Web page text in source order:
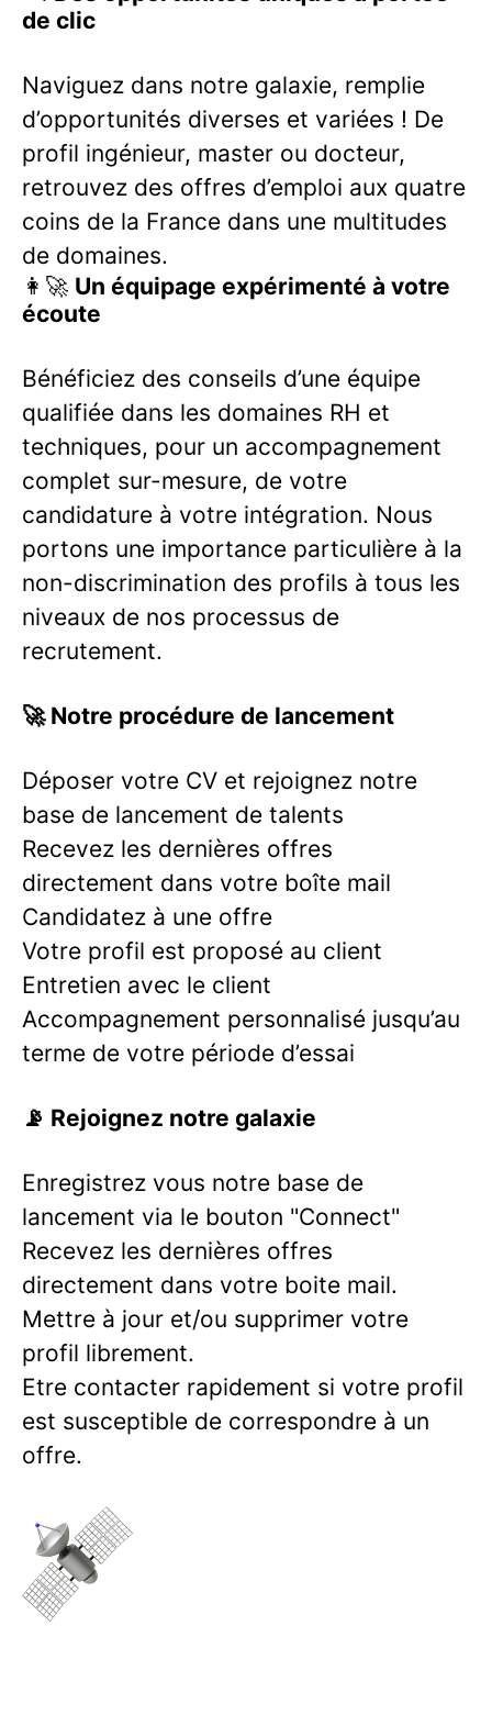
de clic
Naviguez dans notre galaxie, remplie
d’opportunités diverses et variées ! De
profil ingénieur, master ou docteur,
retrouvez des offres d’emploi aux quatre
coins de la France dans une multitudes
de domaines.
👩‍🚀 Un équipage expérimenté à votre
écoute
Bénéficiez des conseils d’une équipe
qualifiée dans les domaines RH et
techniques, pour un accompagnement
complet sur-mesure, de votre
candidature à votre intégration. Nous
portons une importance particulière à la
non-discrimination des profils à tous les
niveaux de nos processus de
recrutement.
🚀 Notre procédure de lancement
Déposer votre CV et rejoignez notre
base de lancement de talents
Recevez les dernières offres
directement dans votre boîte mail
Candidatez à une offre
Votre profil est proposé au client
Entretien avec le client
Accompagnement personnalisé jusqu’au
terme de votre période d’essai
📡 Rejoignez notre galaxie
Enregistrez vous notre base de
lancement via le bouton "Connect"
Recevez les dernières offres
directement dans votre boite mail.
Mettre à jour et/ou supprimer votre
profil librement.
Etre contacter rapidement si votre profil
est susceptible de correspondre à un
offre.